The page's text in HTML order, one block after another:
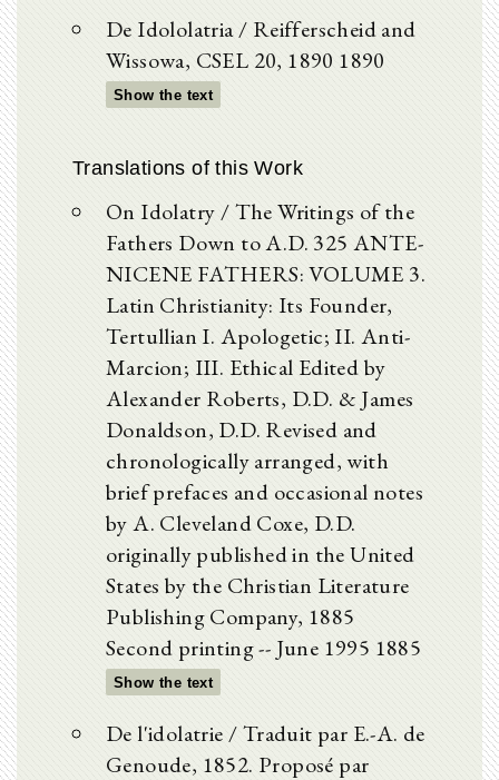
De Idololatria / Reifferscheid and
Wissowa, CSEL 20, 1890 1890
Show the text
Translations of this Work
On Idolatry / The Writings of the
Fathers Down to A.D. 325 ANTE-
NICENE FATHERS: VOLUME 3.
Latin Christianity: Its Founder,
Tertullian I. Apologetic; II. Anti-
Marcion; III. Ethical Edited by
Alexander Roberts, D.D. & James
Donaldson, D.D. Revised and
chronologically arranged, with
brief prefaces and occasional notes
by A. Cleveland Coxe, D.D.
originally published in the United
States by the Christian Literature
Publishing Company, 1885
Second printing -- June 1995 1885
Show the text
De l'idolatrie / Traduit par E.-A. de
Genoude, 1852. Proposé par